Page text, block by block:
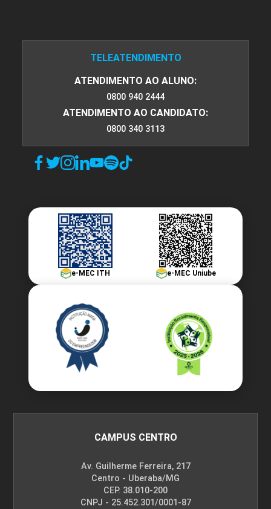
TELEATENDIMENTO
ATENDIMENTO AO ALUNO:
0800 940 2444
ATENDIMENTO AO CANDIDATO:
0800 340 3113
e-MEC ITH e-MEC Uniube
CAMPUS CENTRO
Av. Guilherme Ferreira, 217
Centro - Uberaba/MG
CEP. 38.010-200
CNPJ - 25.452.301/0001-87